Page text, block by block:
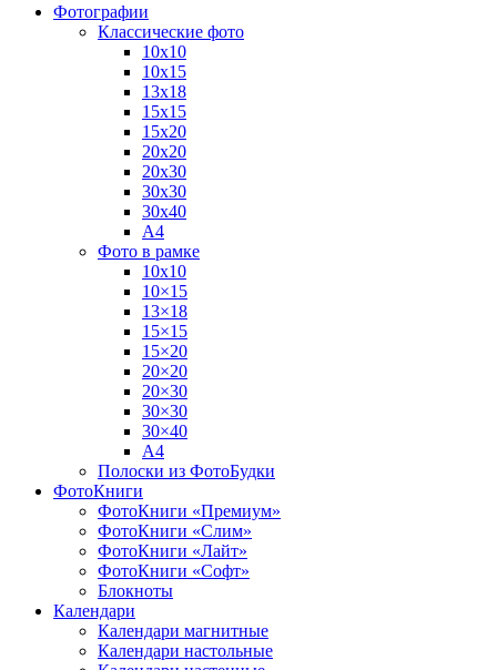
Фотографии
Классические фото
10х10
10х15
13х18
15х15
15х20
20х20
20х30
30х30
30х40
А4
Фото в рамке
10х10
10×15
13×18
15×15
15×20
20×20
20×30
30×30
30×40
A4
Полоски из ФотоБудки
ФотоКниги
ФотоКниги «Премиум»
ФотоКниги «Слим»
ФотоКниги «Лайт»
ФотоКниги «Софт»
Блокноты
Календари
Календари магнитные
Календари настольные